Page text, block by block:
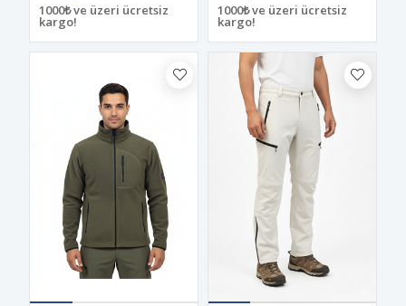
1000₺ ve üzeri ücretsiz
kargo!
1000₺ ve üzeri ücretsiz
kargo!